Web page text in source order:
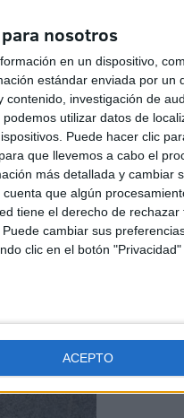
nosotros
en un dispositivo,
estándar enviada por un
investigación de
utilizar datos de
Puede hacer clic
que llevemos a cabo el
más detallada y cambiar
cuenta que algún
tiene el derecho de rechazar
cambiar sus
clic en el botón
ACEPTO
Caballoel